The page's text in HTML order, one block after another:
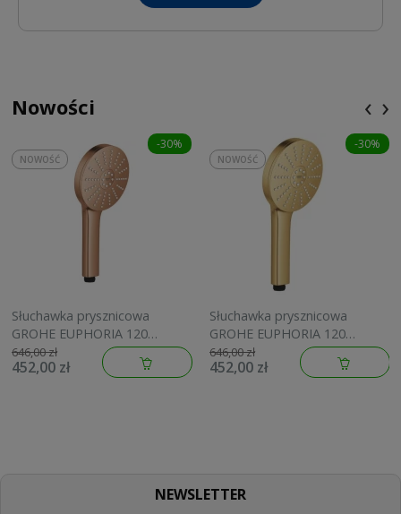
Nowości
-30%
Słuchawka prysznicowa
GROHE EUPHORIA 120
brushed warm sunset
134883DL00
646,00 zł
452,00 zł
NOWOŚĆ
-30%
Słuchawka prysznicowa
GROHE EUPHORIA 120
brushed cool sunrise
134883GN00
646,00 zł
452,00 zł
NOWOŚĆ
‹ ›
NEWSLETTER